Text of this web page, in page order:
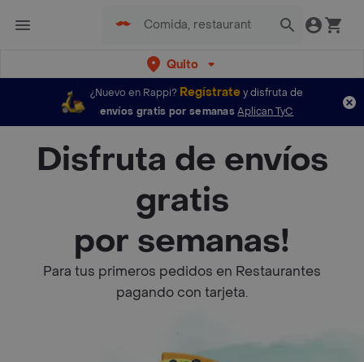
Quito
¿Nuevo en Rappi? Regístratey disfruta de
envíos gratis por semanas Aplican TyC
Disfruta de envíos
gratis
por semanas!
Para tus primeros pedidos en Restaurantes
pagando con tarjeta.